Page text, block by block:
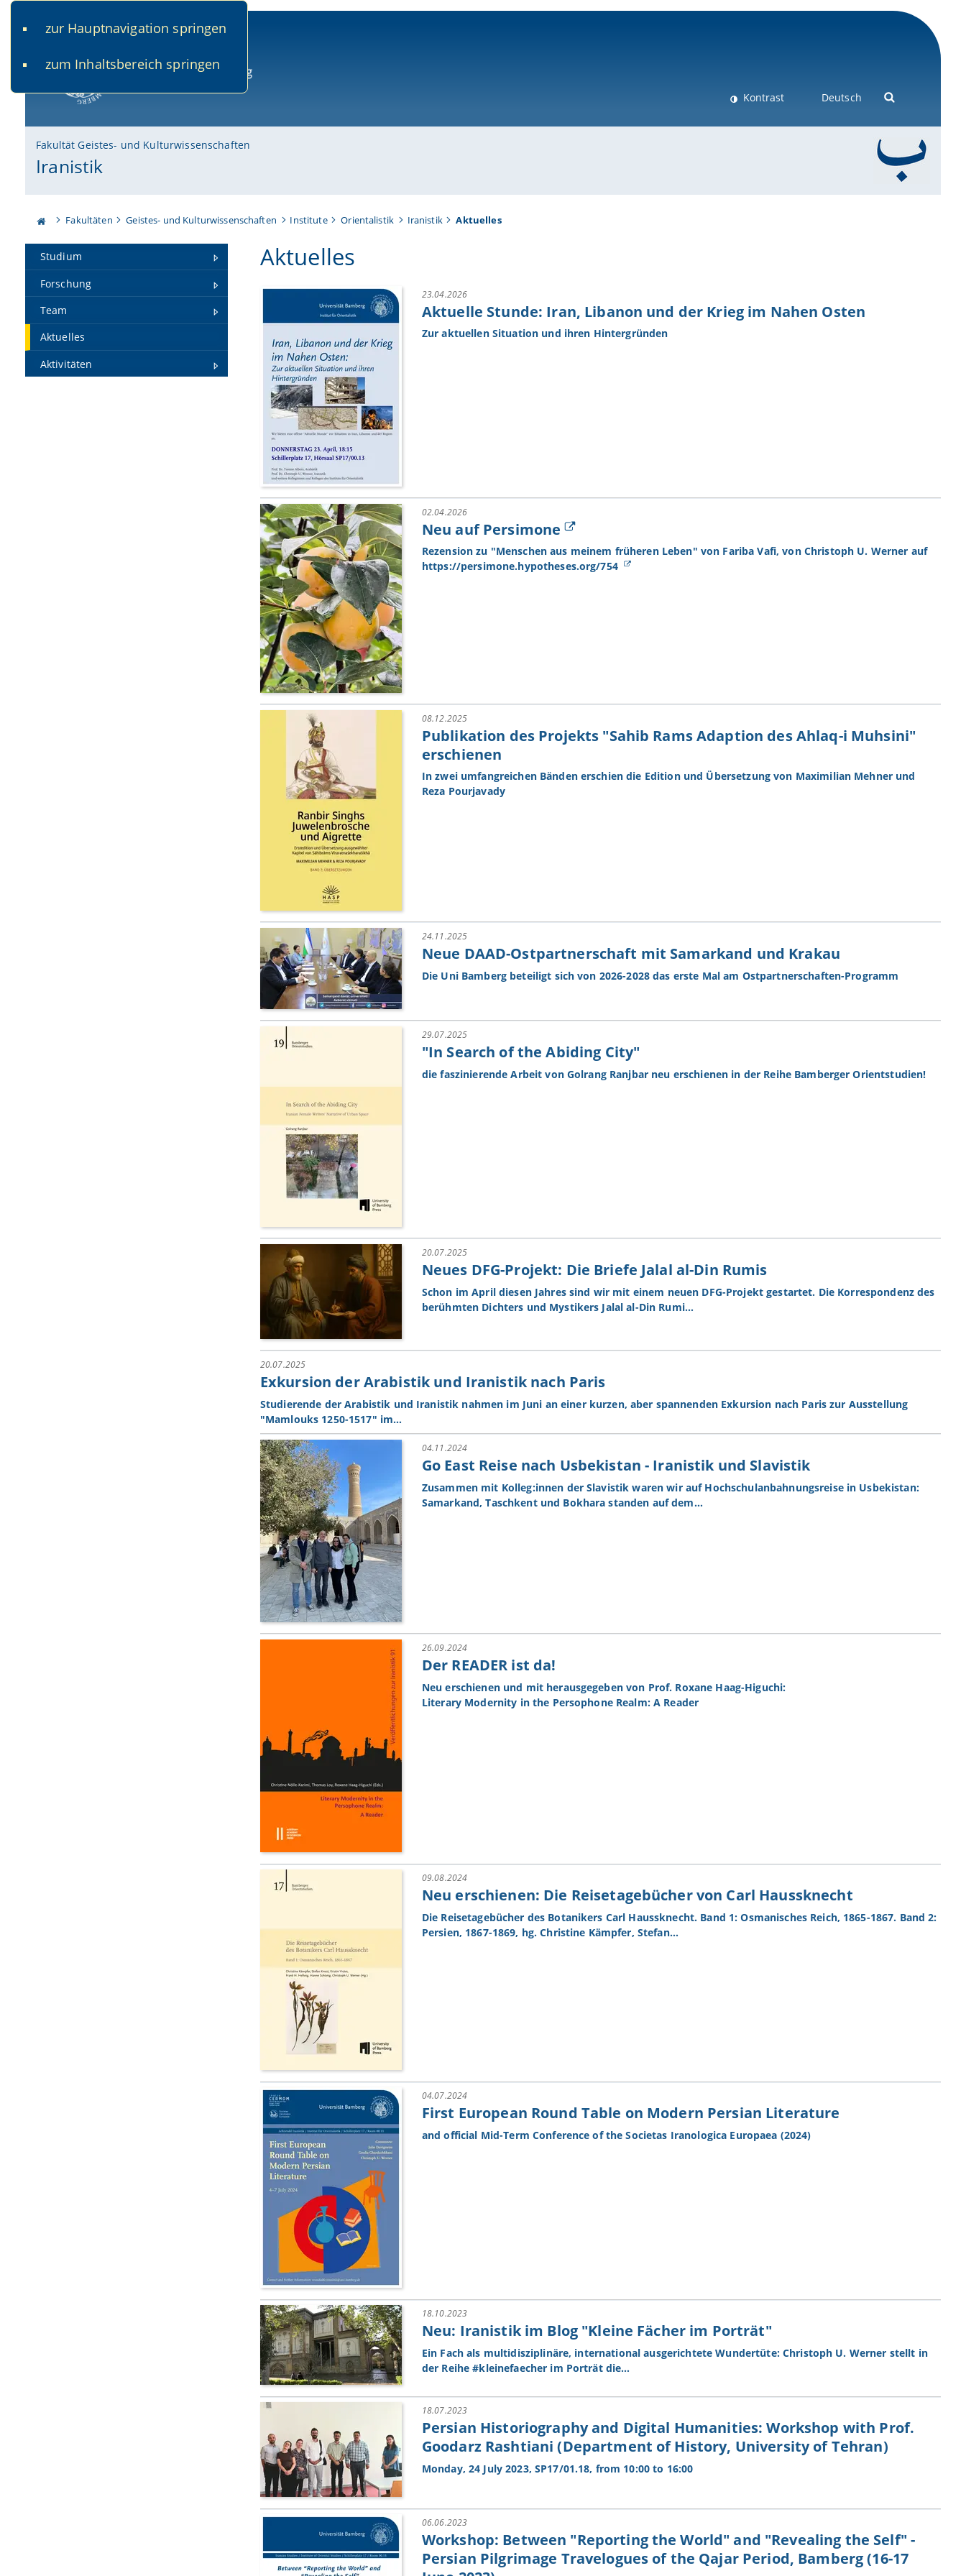
zur Hauptnavigation springen
zum Inhaltsbereich springen
Kontrast Deutsch
Fakultät Geistes- und Kulturwissenschaften
Iranistik
Fakultäten Geistes- und Kulturwissenschaften Institute Orientalistik Iranistik Aktuelles
Studium
Forschung
Team
Aktuelles
Aktivitäten
Aktuelles
23.04.2026
Aktuelle Stunde: Iran, Libanon und der Krieg im Nahen Osten
Zur aktuellen Situation und ihren Hintergründen
02.04.2026
Neu auf Persimone
Rezension zu "Menschen aus meinem früheren Leben" von Fariba Vafi, von Christoph U. Werner auf
https://persimone.hypotheses.org/754
08.12.2025
Publikation des Projekts "Sahib Rams Adaption des Ahlaq-i Muhsini"
erschienen
In zwei umfangreichen Bänden erschien die Edition und Übersetzung von Maximilian Mehner und
Reza Pourjavady
24.11.2025
Neue DAAD-Ostpartnerschaft mit Samarkand und Krakau
Die Uni Bamberg beteiligt sich von 2026-2028 das erste Mal am Ostpartnerschaften-Programm
29.07.2025
"In Search of the Abiding City"
die faszinierende Arbeit von Golrang Ranjbar neu erschienen in der Reihe Bamberger Orientstudien!
20.07.2025
Neues DFG-Projekt: Die Briefe Jalal al-Din Rumis
Schon im April diesen Jahres sind wir mit einem neuen DFG-Projekt gestartet. Die Korrespondenz des
berühmten Dichters und Mystikers Jalal al-Din Rumi…
20.07.2025
Exkursion der Arabistik und Iranistik nach Paris
Studierende der Arabistik und Iranistik nahmen im Juni an einer kurzen, aber spannenden Exkursion nach Paris zur Ausstellung
"Mamlouks 1250-1517" im…
04.11.2024
Go East Reise nach Usbekistan - Iranistik und Slavistik
Zusammen mit Kolleg:innen der Slavistik waren wir auf Hochschulanbahnungsreise in Usbekistan:
Samarkand, Taschkent und Bokhara standen auf dem…
26.09.2024
Der READER ist da!
Neu erschienen und mit herausgegeben von Prof. Roxane Haag-Higuchi:
Literary Modernity in the Persophone Realm: A Reader
09.08.2024
Neu erschienen: Die Reisetagebücher von Carl Haussknecht
Die Reisetagebücher des Botanikers Carl Haussknecht. Band 1: Osmanisches Reich, 1865-1867. Band 2:
Persien, 1867-1869, hg. Christine Kämpfer, Stefan…
04.07.2024
First European Round Table on Modern Persian Literature
and official Mid-Term Conference of the Societas Iranologica Europaea (2024)
18.10.2023
Neu: Iranistik im Blog "Kleine Fächer im Porträt"
Ein Fach als multidisziplinäre, international ausgerichtete Wundertüte: Christoph U. Werner stellt in
der Reihe #kleinefaecher im Porträt die…
18.07.2023
Persian Historiography and Digital Humanities: Workshop with Prof.
Goodarz Rashtiani (Department of History, University of Tehran)
Monday, 24 July 2023, SP17/01.18, from 10:00 to 16:00
06.06.2023
Workshop: Between "Reporting the World" and "Revealing the Self" -
Persian Pilgrimage Travelogues of the Qajar Period, Bamberg (16-17